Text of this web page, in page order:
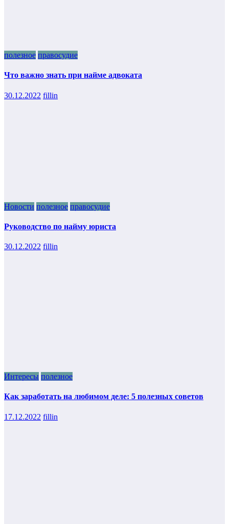
полезное правосудие
Что важно знать при найме адвоката
30.12.2022 fillin
Новости полезное правосудие
Руководство по найму юриста
30.12.2022 fillin
Интересы полезное
Как заработать на любимом деле: 5 полезных советов
17.12.2022 fillin